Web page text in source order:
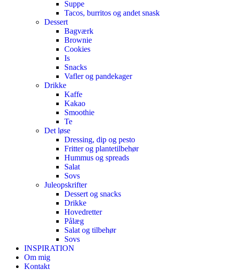
Suppe
Tacos, burritos og andet snask
Dessert
Bagværk
Brownie
Cookies
Is
Snacks
Vafler og pandekager
Drikke
Kaffe
Kakao
Smoothie
Te
Det løse
Dressing, dip og pesto
Fritter og plantetilbehør
Hummus og spreads
Salat
Sovs
Juleopskrifter
Dessert og snacks
Drikke
Hovedretter
Pålæg
Salat og tilbehør
Sovs
INSPIRATION
Om mig
Kontakt